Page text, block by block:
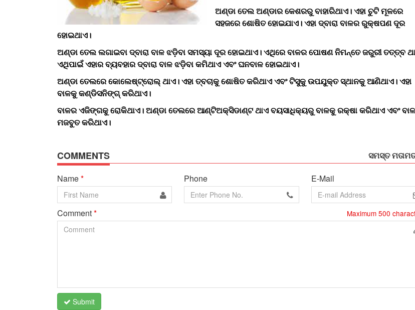
ଅଣ୍ଡା ତେଲ ଅଣ୍ଡାର କେଶରରୁ ବାହାରିଥାଏ। ଏହା ଚୁଟି ମୂଳରେ
ସହଜରେ ଶୋଷିତ ହୋଇଯାଏ। ଏହା ଦ୍ବାରା ବାଳର ରୁକ୍ଷପଣ ଦୂର
ହୋଇଥାଏ।
ଅଣ୍ଡା ତେଲ ଲଗାଇବା ଦ୍ବାରା ବାଳ ଝଡ଼ିବା ସମସ୍ୟା ଦୂର ହୋଇଥାଏ। ଏଥିରେ ବାଳର ପୋଷଣ ନିମନ୍ତେ ଜରୁରୀ ତତ୍ତ୍ବ
ଏଥିପାଇଁ ଏହାର ବ୍ୟବହାର ଦ୍ବାରା ବାଳ ଝଡ଼ିବା କମିଥାଏ ଏବଂ ଘନବାଳ ହୋଇଥାଏ।
ଅଣ୍ଡା ତେଲରେ କୋଲେଷ୍ଟ୍ରୋଲ୍ ଥାଏ। ଏହା ତ୍ବଚାକୁ ଶୋଷିତ କରିଥାଏ ଏବଂ ଟିସୁକୁ ଉପଯୁକ୍ତ ସ୍ଥାନକୁ ଆଣିଥାଏ। ଏହା
ବାଳକୁ କଣ୍ଡିସନିଙ୍ଗ୍ କରିଥାଏ।
ବାଳର ଏଜିଙ୍ଗକୁ ରୋକିଥାଏ। ଅଣ୍ଡା ତେଲରେ ଆଣ୍ଟିଅକ୍ସିଡାଣ୍ଟ ଥାଏ ବୟସାଧିକ୍ୟରୁ ବାଳକୁ ରକ୍ଷା କରିଥାଏ ଏବଂ
ମଜବୁତ କରିଥାଏ।
COMMENTS
ସମସ୍ତ
Name* Phone E-Mail
Comment* Maximum 500
Submit